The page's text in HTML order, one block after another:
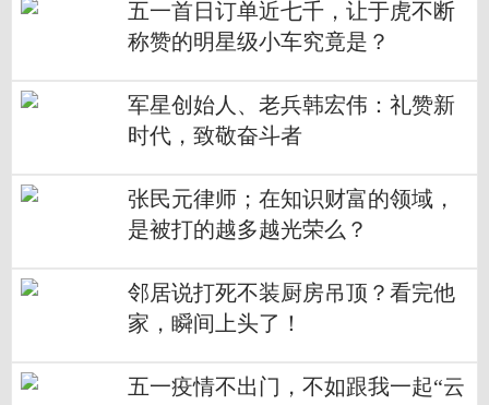
五一首日订单近七千，让于虎不断
称赞的明星级小车究竟是？
军星创始人、老兵韩宏伟：礼赞新
时代，致敬奋斗者
张民元律师；在知识财富的领域，
是被打的越多越光荣么？
邻居说打死不装厨房吊顶？看完他
家，瞬间上头了！
五一疫情不出门，不如跟我一起“云